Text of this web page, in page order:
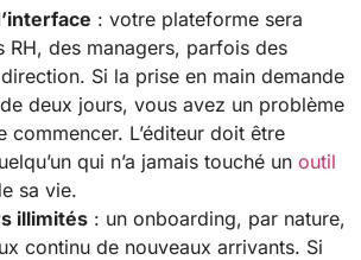
: votre plateforme sera
RH, des managers, parfois des
Si la prise en main demande
deux jours, vous avez un problème
commencer. L’éditeur doit être
qui n’a jamais touché un outil
sa vie.
illimités : un onboarding, par nature,
continu de nouveaux arrivants. Si